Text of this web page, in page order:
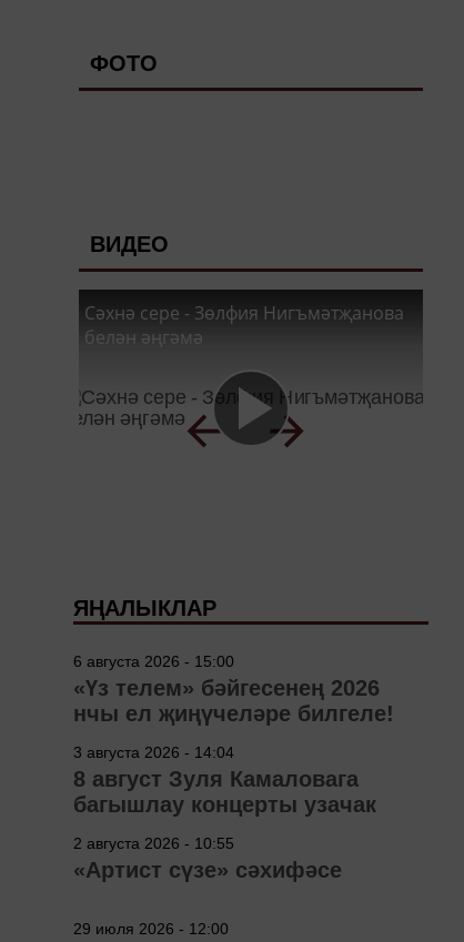
ФОТО
ВИДЕО
Сәхнә сере - Зөлфия Нигъмәтҗанова
белән әңгәмә
ЯҢАЛЫКЛАР
6 августа 2026 - 15:00
«Үз телем» бәйгесенең 2026
нчы ел җиңүчеләре билгеле!
3 августа 2026 - 14:04
8 август Зуля Камаловага
багышлау концерты узачак
2 августа 2026 - 10:55
«Артист сүзе» сәхифәсе
29 июля 2026 - 12:00